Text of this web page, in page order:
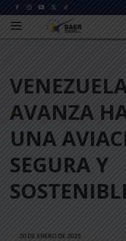
AVANZA
UNA
SEGURA Y
20 DE ENERO DE 2025